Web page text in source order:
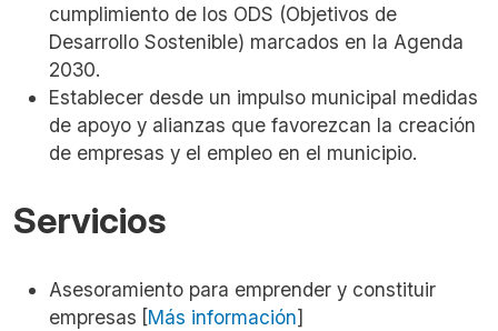
cumplimiento de los ODS (Objetivos de
Desarrollo Sostenible) marcados en la Agenda
2030.
Establecer desde un impulso municipal medidas
de apoyo y alianzas que favorezcan la creación
de empresas y el empleo en el municipio.
Servicios
Asesoramiento para emprender y constituir
empresas [Más información]